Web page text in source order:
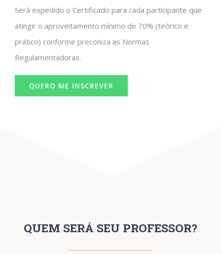
Será expedido o Certificado para cada participante que
atingir o aproveitamento mínimo de 70% (teórico e
prático) conforme preconiza as Normas
Regulamentadoras.
QUERO ME INSCREVER
QUEM SERÁ SEU PROFESSOR?